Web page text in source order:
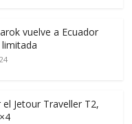
vuelve a Ecuador
Jetour Traveller T2,